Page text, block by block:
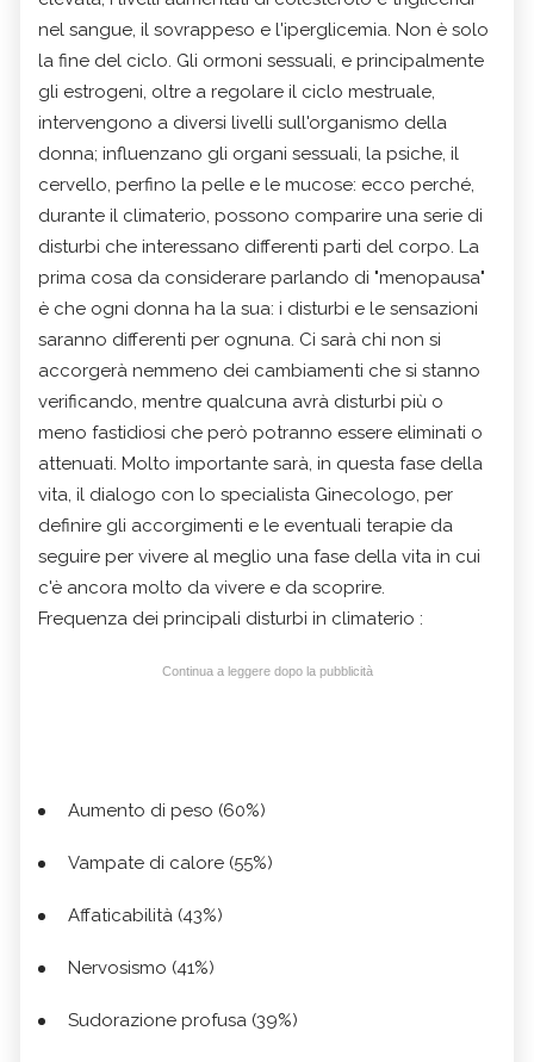
nel sangue, il sovrappeso e l'iperglicemia. Non è solo
la fine del ciclo. Gli ormoni sessuali, e principalmente
gli estrogeni, oltre a regolare il ciclo mestruale,
intervengono a diversi livelli sull'organismo della
donna; influenzano gli organi sessuali, la psiche, il
cervello, perfino la pelle e le mucose: ecco perché,
durante il climaterio, possono comparire una serie di
disturbi che interessano differenti parti del corpo. La
prima cosa da considerare parlando di "menopausa"
è che ogni donna ha la sua: i disturbi e le sensazioni
saranno differenti per ognuna. Ci sarà chi non si
accorgerà nemmeno dei cambiamenti che si stanno
verificando, mentre qualcuna avrà disturbi più o
meno fastidiosi che però potranno essere eliminati o
attenuati. Molto importante sarà, in questa fase della
vita, il dialogo con lo specialista Ginecologo, per
definire gli accorgimenti e le eventuali terapie da
seguire per vivere al meglio una fase della vita in cui
c'è ancora molto da vivere e da scoprire.
Frequenza dei principali disturbi in climaterio :
Continua a leggere dopo la pubblicità
Aumento di peso (60%)
Vampate di calore (55%)
Affaticabilità (43%)
Nervosismo (41%)
Sudorazione profusa (39%)